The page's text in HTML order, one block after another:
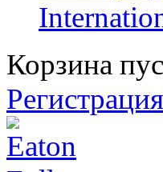
Корзина
Регистрация